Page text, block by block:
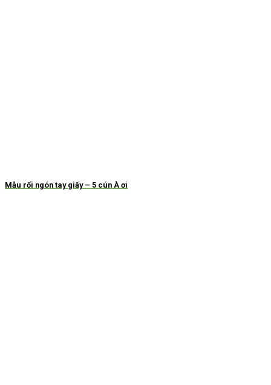
Mẫu rối ngón tay giấy – 5 cún À ơi